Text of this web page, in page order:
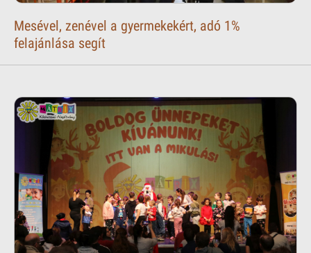
Mesével, zenével a gyermekekért, adó 1%
felajánlása segít